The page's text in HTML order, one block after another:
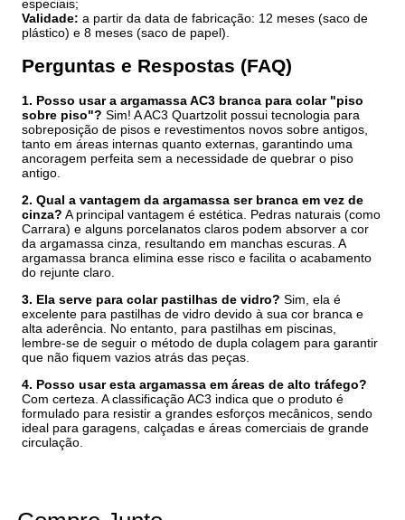
especiais;
Validade: a partir da data de fabricação: 12 meses (saco de
plástico) e 8 meses (saco de papel).
Perguntas e Respostas (FAQ)
1. Posso usar a argamassa AC3 branca para colar "piso
sobre piso"? Sim! A AC3 Quartzolit possui tecnologia para
sobreposição de pisos e revestimentos novos sobre antigos,
tanto em áreas internas quanto externas, garantindo uma
ancoragem perfeita sem a necessidade de quebrar o piso
antigo.
2. Qual a vantagem da argamassa ser branca em vez de
cinza? A principal vantagem é estética. Pedras naturais (como
Carrara) e alguns porcelanatos claros podem absorver a cor
da argamassa cinza, resultando em manchas escuras. A
argamassa branca elimina esse risco e facilita o acabamento
do rejunte claro.
3. Ela serve para colar pastilhas de vidro? Sim, ela é
excelente para pastilhas de vidro devido à sua cor branca e
alta aderência. No entanto, para pastilhas em piscinas,
lembre-se de seguir o método de dupla colagem para garantir
que não fiquem vazios atrás das peças.
4. Posso usar esta argamassa em áreas de alto tráfego?
Com certeza. A classificação AC3 indica que o produto é
formulado para resistir a grandes esforços mecânicos, sendo
ideal para garagens, calçadas e áreas comerciais de grande
circulação.